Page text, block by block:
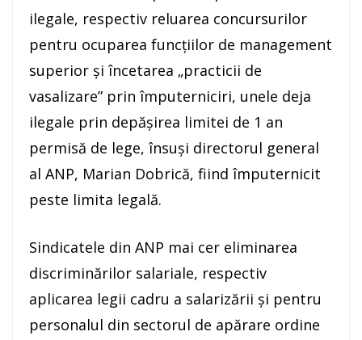
ilegale, respectiv reluarea concursurilor
pentru ocuparea funcţiilor de management
superior şi încetarea „practicii de
vasalizare” prin împuterniciri, unele deja
ilegale prin depăşirea limitei de 1 an
permisă de lege, însuşi directorul general
al ANP, Marian Dobrică, fiind împuternicit
peste limita legală.
Sindicatele din ANP mai cer eliminarea
discriminărilor salariale, respectiv
aplicarea legii cadru a salarizării şi pentru
personalul din sectorul de apărare ordine